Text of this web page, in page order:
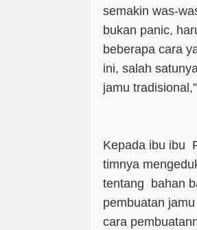
semakin was-
bukan panic,
beberapa cara
ini, salah
jamu
Kepada ibu ibu
timnya
tentang bahan
pembuatan
cara